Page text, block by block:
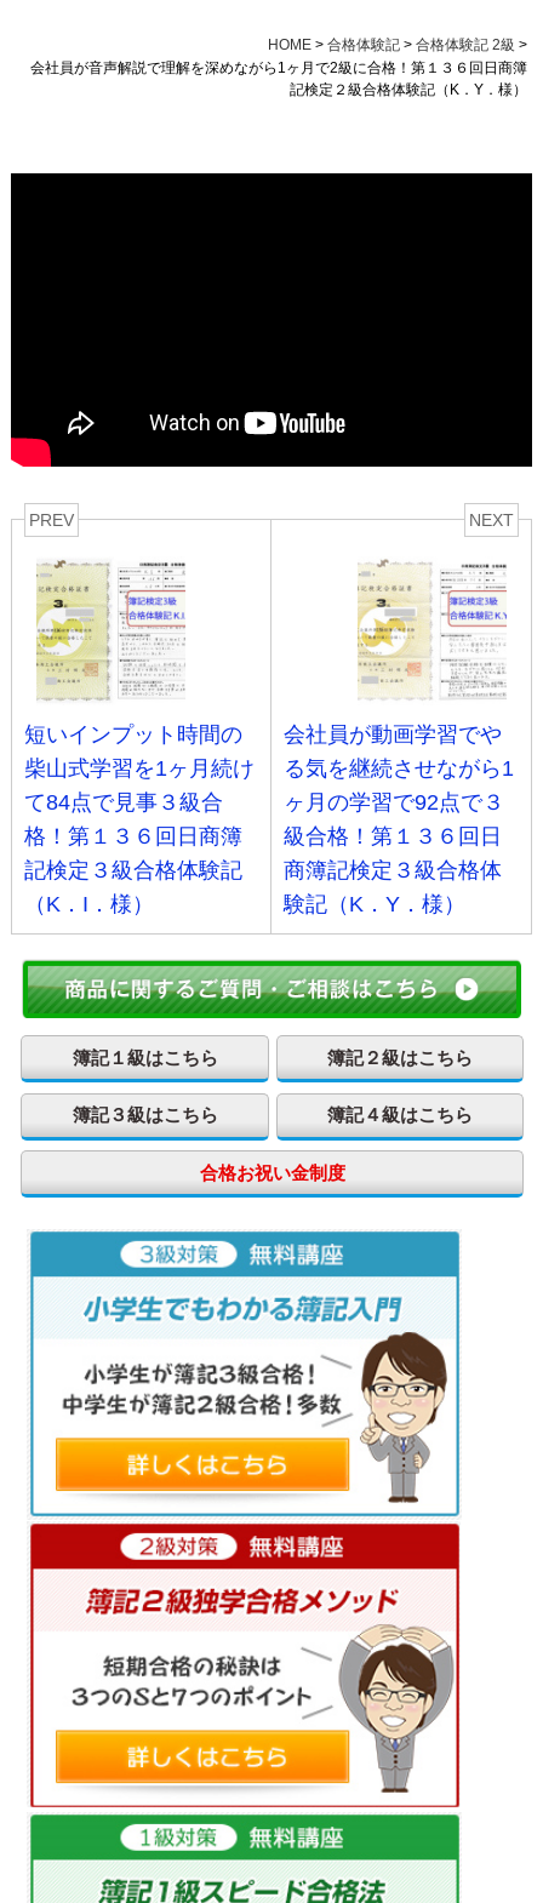
HOME> 合格体験記> 合格体験記 2級 >
会社員が音声解説で理解を深めながら1ヶ月で2級に合格！第１３６回日商簿
記検定２級合格体験記（K．Y．様）
PREV
短いインプット時間の
柴山式学習を1ヶ月続け
て84点で見事３級合
格！第１３６回日商簿
記検定３級合格体験記
（K．I．様）
NEXT
会社員が動画学習でや
る気を継続させながら1
ヶ月の学習で92点で３
級合格！第１３６回日
商簿記検定３級合格体
験記（K．Y．様）
簿記１級はこちら 簿記２級はこちら
簿記３級はこちら 簿記４級はこちら
合格お祝い金制度